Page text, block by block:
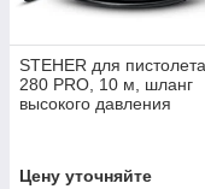
STEHER для
280 PRO, 10 м, шланг
высокого давления
Цену уточняйте